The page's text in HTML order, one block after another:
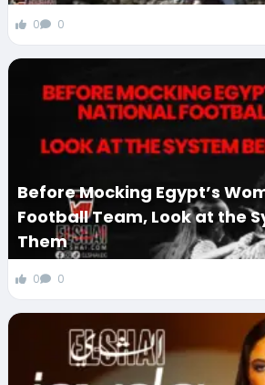
0 0
Before Mocking Egypt’s
Football Team, Look at the
Them
0 0